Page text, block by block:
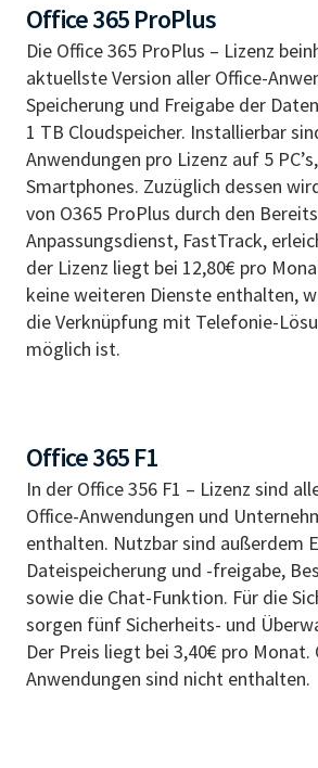
Office 365 ProPlus
Die Office 365 ProPlus – Lizenz
aktuellste Version aller Office-
Speicherung und Freigabe der
1 TB Cloudspeicher. Installierbar
Anwendungen pro Lizenz auf 5
Smartphones. Zuzüglich dessen
von O365 ProPlus durch den
Anpassungsdienst, FastTrack,
der Lizenz liegt bei 12,80€ pro
keine weiteren Dienste enthalten,
die Verknüpfung mit Telefonie-
möglich ist.
Office 365 F1
In der Office 356 F1 – Lizenz sind
Office-Anwendungen und
enthalten. Nutzbar sind außerdem
Dateispeicherung und -freigabe,
sowie die Chat-Funktion. Für die
sorgen fünf Sicherheits- und
Der Preis liegt bei 3,40€ pro
Anwendungen sind nicht enthalten.